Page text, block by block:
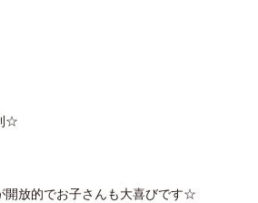
☆
開放的でお子さんも大喜びです☆